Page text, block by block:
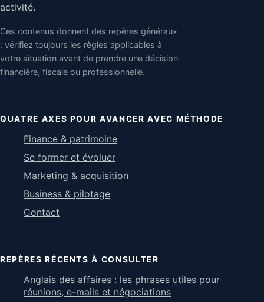
activité.
Ces contenus donnent des repères généraux
: vérifiez toujours les règles applicables à
votre situation avant de prendre une décision
financière, fiscale ou professionnelle.
QUATRE AXES POUR AVANCER AVEC MÉTHODE
Finance & patrimoine
Se former et évoluer
Marketing & acquisition
Business & pilotage
Contact
REPÈRES RÉCENTS À CONSULTER
Anglais des affaires : les phrases utiles pour
réunions, e-mails et négociations